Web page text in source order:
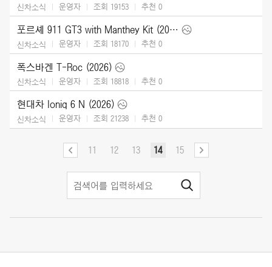
신차소식 운영자 조회 19153 추천 0
포르셰 911 GT3 with Manthey Kit (2026)
신차소식 운영자 조회 18170 추천 0
폭스바겐 T-Roc (2026)
신차소식 운영자 조회 18818 추천 0
현대차 Ioniq 6 N (2026)
신차소식 운영자 조회 21238 추천 0
11 12 13 14 15